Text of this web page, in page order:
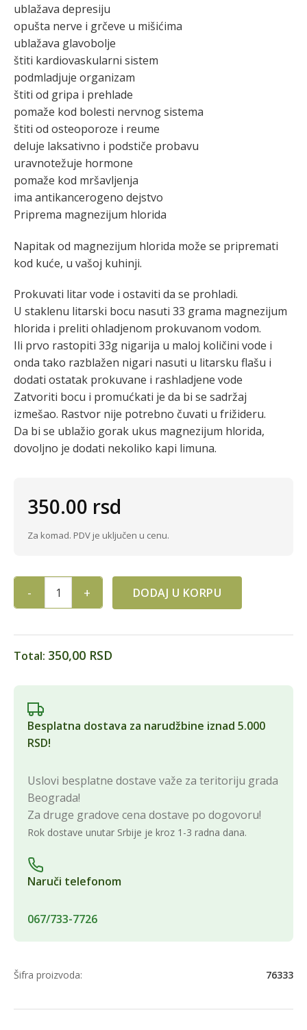
ublažava depresiju
opušta nerve i grčeve u mišićima
ublažava glavobolje
štiti kardiovaskularni sistem
podmladjuje organizam
štiti od gripa i prehlade
pomaže kod bolesti nervnog sistema
štiti od osteoporoze i reume
deluje laksativno i podstiče probavu
uravnotežuje hormone
pomaže kod mršavljenja
ima antikancerogeno dejstvo
Priprema magnezijum hlorida
Napitak od magnezijum hlorida može se pripremati
kod kuće, u vašoj kuhinji.
Prokuvati litar vode i ostaviti da se prohladi.
U staklenu litarski bocu nasuti 33 grama magnezijum
hlorida i preliti ohladjenom prokuvanom vodom.
Ili prvo rastopiti 33g nigarija u maloj količini vode i
onda tako razblažen nigari nasuti u litarsku flašu i
dodati ostatak prokuvane i rashladjene vode
Zatvoriti bocu i promućkati je da bi se sadržaj
izmešao. Rastvor nije potrebno čuvati u frižideru.
Da bi se ublažio gorak ukus magnezijum hlorida,
dovoljno je dodati nekoliko kapi limuna.
350.00 rsd
Za komad. PDV je uključen u cenu.
NIGARI 200g HEMA KHEYA quantity
DODAJ U KORPU
Total: 350,00 RSD
Besplatna dostava za narudžbine iznad 5.000
RSD!
Uslovi besplatne dostave važe za teritoriju grada
Beograda!
Za druge gradove cena dostave po dogovoru!
Rok dostave unutar Srbije je kroz 1-3 radna dana.
Naruči telefonom
067/733-7726
Šifra proizvoda: 76333